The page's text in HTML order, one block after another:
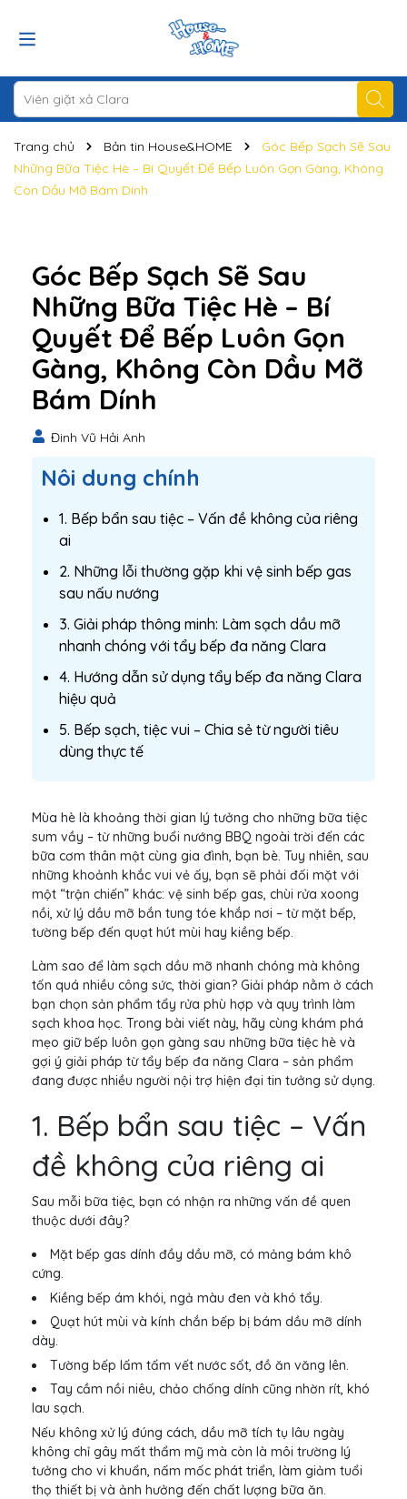
Trang chủ Bản tin House&HOME
Góc Bếp Sạch Sẽ Sau
Những Bữa Tiệc Hè – Bí Quyết Để Bếp Luôn Gọn Gàng, Không
Còn Dầu Mỡ Bám Dính
Góc Bếp Sạch Sẽ Sau
Những Bữa Tiệc Hè – Bí
Quyết Để Bếp Luôn Gọn
Gàng, Không Còn Dầu Mỡ
Bám Dính
Đinh Vũ Hải Anh
Nôi dung chính
1. Bếp bẩn sau tiệc – Vấn đề không của riêng
ai
2. Những lỗi thường gặp khi vệ sinh bếp gas
sau nấu nướng
3. Giải pháp thông minh: Làm sạch dầu mỡ
nhanh chóng với tẩy bếp đa năng Clara
4. Hướng dẫn sử dụng tẩy bếp đa năng Clara
hiệu quả
5. Bếp sạch, tiệc vui – Chia sẻ từ người tiêu
dùng thực tế
Mùa hè là khoảng thời gian lý tưởng cho những bữa tiệc
sum vầy – từ những buổi nướng BBQ ngoài trời đến các
bữa cơm thân mật cùng gia đình, bạn bè. Tuy nhiên, sau
những khoảnh khắc vui vẻ ấy, bạn sẽ phải đối mặt với
một “trận chiến” khác: vệ sinh bếp gas, chùi rửa xoong
nồi, xử lý dầu mỡ bắn tung tóe khắp nơi – từ mặt bếp,
tường bếp đến quạt hút mùi hay kiềng bếp.
Làm sao để làm sạch dầu mỡ nhanh chóng mà không
tốn quá nhiều công sức, thời gian? Giải pháp nằm ở cách
bạn chọn sản phẩm tẩy rửa phù hợp và quy trình làm
sạch khoa học. Trong bài viết này, hãy cùng khám phá
mẹo giữ bếp luôn gọn gàng sau những bữa tiệc hè và
gợi ý giải pháp từ tẩy bếp đa năng Clara – sản phẩm
đang được nhiều người nội trợ hiện đại tin tưởng sử dụng.
1. Bếp bẩn sau tiệc – Vấn
đề không của riêng ai
Sau mỗi bữa tiệc, bạn có nhận ra những vấn đề quen
thuộc dưới đây?
Mặt bếp gas dính đầy dầu mỡ, có mảng bám khô
cứng.
Kiềng bếp ám khói, ngả màu đen và khó tẩy.
Quạt hút mùi và kính chắn bếp bị bám dầu mỡ dính
dày.
Tường bếp lấm tấm vết nước sốt, đồ ăn văng lên.
Tay cầm nồi niêu, chảo chống dính cũng nhờn rít, khó
lau sạch.
Nếu không xử lý đúng cách, dầu mỡ tích tụ lâu ngày
không chỉ gây mất thẩm mỹ mà còn là môi trường lý
tưởng cho vi khuẩn, nấm mốc phát triển, làm giảm tuổi
thọ thiết bị và ảnh hưởng đến chất lượng bữa ăn.